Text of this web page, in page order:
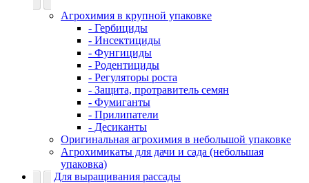
Агрохимия в крупной упаковке
- Гербициды
- Инсектициды
- Фунгициды
- Родентициды
- Регуляторы роста
- Защита, протравитель семян
- Фумиганты
- Прилипатели
- Десиканты
Оригинальная агрохимия в небольшой упаковке
Агрохимикаты для дачи и сада (небольшая
упаковка)
Для выращивания рассады